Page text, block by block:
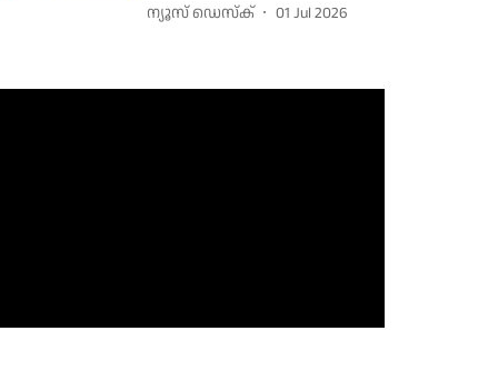
ന്യൂസ് ഡെസ്ക് 01 Jul 2026